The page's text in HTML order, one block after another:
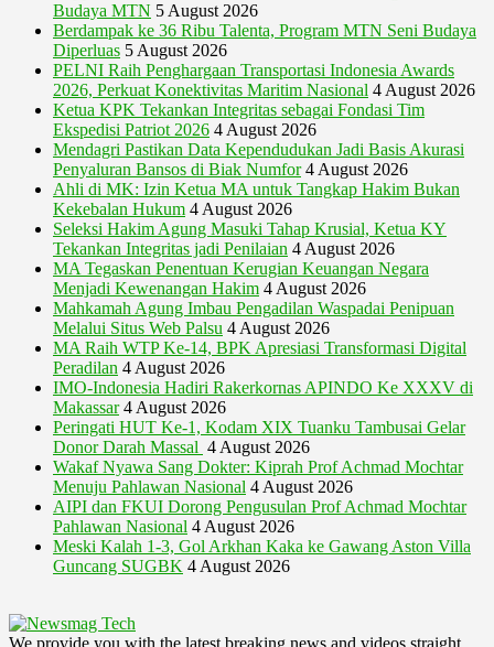
Budaya MTN 5 August 2026
Berdampak ke 36 Ribu Talenta, Program MTN Seni Budaya
Diperluas 5 August 2026
PELNI Raih Penghargaan Transportasi Indonesia Awards
2026, Perkuat Konektivitas Maritim Nasional 4 August 2026
Ketua KPK Tekankan Integritas sebagai Fondasi Tim
Ekspedisi Patriot 2026 4 August 2026
Mendagri Pastikan Data Kependudukan Jadi Basis Akurasi
Penyaluran Bansos di Biak Numfor 4 August 2026
Ahli di MK: Izin Ketua MA untuk Tangkap Hakim Bukan
Kekebalan Hukum 4 August 2026
Seleksi Hakim Agung Masuki Tahap Krusial, Ketua KY
Tekankan Integritas jadi Penilaian 4 August 2026
MA Tegaskan Penentuan Kerugian Keuangan Negara
Menjadi Kewenangan Hakim 4 August 2026
Mahkamah Agung Imbau Pengadilan Waspadai Penipuan
Melalui Situs Web Palsu 4 August 2026
MA Raih WTP Ke-14, BPK Apresiasi Transformasi Digital
Peradilan 4 August 2026
IMO-Indonesia Hadiri Rakerkornas APINDO Ke XXXV di
Makassar 4 August 2026
Peringati HUT Ke-1, Kodam XIX Tuanku Tambusai Gelar
Donor Darah Massal 4 August 2026
Wakaf Nyawa Sang Dokter: Kiprah Prof Achmad Mochtar
Menuju Pahlawan Nasional 4 August 2026
AIPI dan FKUI Dorong Pengusulan Prof Achmad Mochtar
Pahlawan Nasional 4 August 2026
Meski Kalah 1-3, Gol Arkhan Kaka ke Gawang Aston Villa
Guncang SUGBK 4 August 2026
We provide you with the latest breaking news and videos straight